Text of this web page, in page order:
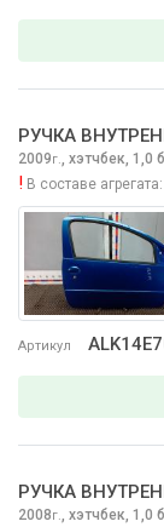
Артикул
РУЧКА
2009г., хэтчбек, 1,0
! В составе агрегата:
РУЧКА
2008г., хэтчбек, 1,0